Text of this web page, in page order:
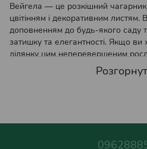
Вейгела — це розкішний
цвітінням і декоративним
доповненням до будь-якого саду
затишку та елегантності. Якщо
ділянку цим неперевершеним
пропонуємо купити саджанці
магазині Agro-Landing. Замовити
Як вибрати місце для
Для успішного вирощування